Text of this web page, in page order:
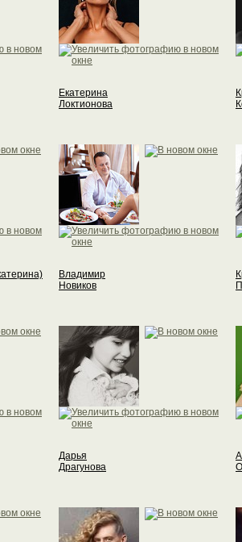
Екатерина
Локтионова
Владимир
Новиков
Дарья
Драгунова